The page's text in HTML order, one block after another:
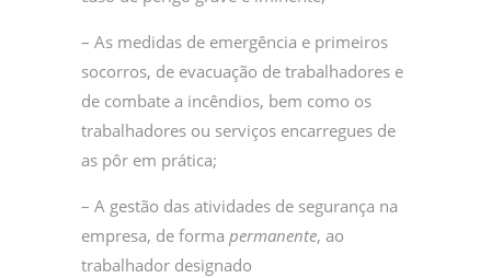
– As medidas de emergência e primeiros
socorros, de evacuação de trabalhadores e
de combate a incêndios, bem como os
trabalhadores ou serviços encarregues de
as pôr em prática;
– A gestão das atividades de segurança na
empresa, de forma permanente, ao
trabalhador designado